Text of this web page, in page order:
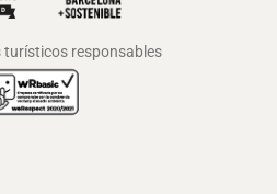
responsables